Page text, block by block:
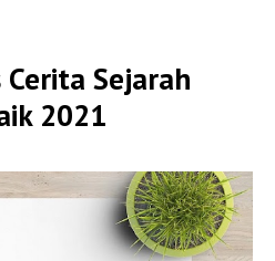
Sejarah
2021